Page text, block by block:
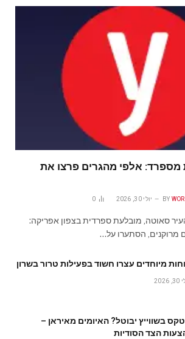
מספרד: אלפי מהגרים פרצו את
BY יולי 30, 2026 0
סאוטה, מובלעת ספרדית בצפון אפריקה:
מרוקנים, הסתערו על…
מיוחדים עצרו חשוד בפעילות טרור בשרון
בשווייץ יבוטל? האיומים מאיראן –
הצד הסודיות